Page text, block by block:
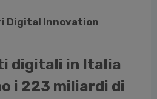
Digital Innovation
digitali in Italia
i 223 miliardi di